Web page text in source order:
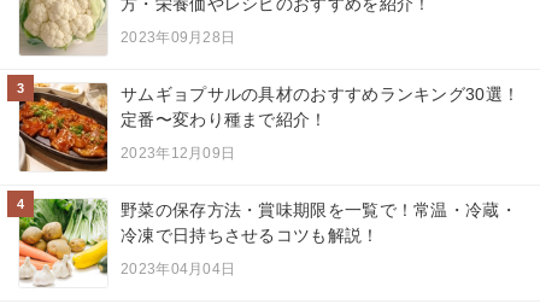
方・栄養価やレシピのおすすめを紹介！
2023年09月28日
3
サムギョプサルの具材のおすすめランキング30選！
定番〜変わり種まで紹介！
2023年12月09日
4
野菜の保存方法・賞味期限を一覧で！常温・冷蔵・
冷凍で日持ちさせるコツも解説！
2023年04月04日